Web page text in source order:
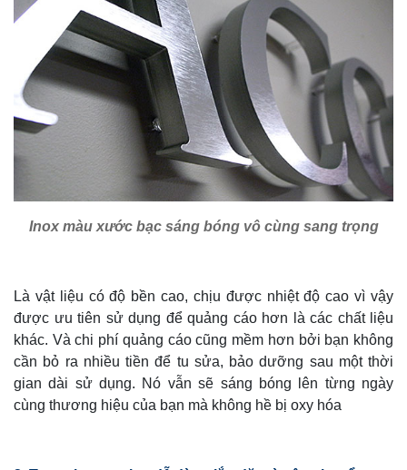
Inox màu xước bạc sáng bóng vô cùng sang trọng
Là vật liệu có độ bền cao, chịu được nhiệt độ cao vì vậy
được ưu tiên sử dụng để quảng cáo hơn là các chất liệu
khác. Và chi phí quảng cáo cũng mềm hơn bởi bạn không
cần bỏ ra nhiều tiền để tu sửa, bảo dưỡng sau một thời
gian dài sử dụng. Nó vẫn sẽ sáng bóng lên từng ngày
cùng thương hiệu của bạn mà không hề bị oxy hóa